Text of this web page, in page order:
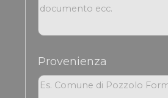
Provenienza